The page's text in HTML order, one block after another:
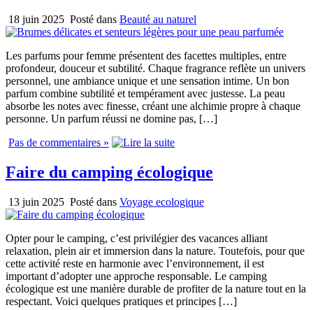
18 juin 2025 Posté dans Beauté au naturel
Les parfums pour femme présentent des facettes multiples, entre
profondeur, douceur et subtilité. Chaque fragrance reflète un univers
personnel, une ambiance unique et une sensation intime. Un bon
parfum combine subtilité et tempérament avec justesse. La peau
absorbe les notes avec finesse, créant une alchimie propre à chaque
personne. Un parfum réussi ne domine pas, […]
Pas de commentaires »
Faire du camping écologique
13 juin 2025 Posté dans Voyage ecologique
Opter pour le camping, c’est privilégier des vacances alliant
relaxation, plein air et immersion dans la nature. Toutefois, pour que
cette activité reste en harmonie avec l’environnement, il est
important d’adopter une approche responsable. Le camping
écologique est une manière durable de profiter de la nature tout en la
respectant. Voici quelques pratiques et principes […]